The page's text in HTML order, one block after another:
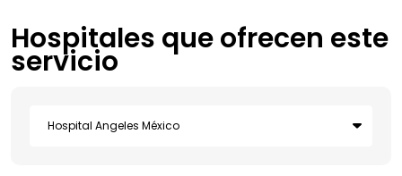
Hospitales que ofrecen este
servicio